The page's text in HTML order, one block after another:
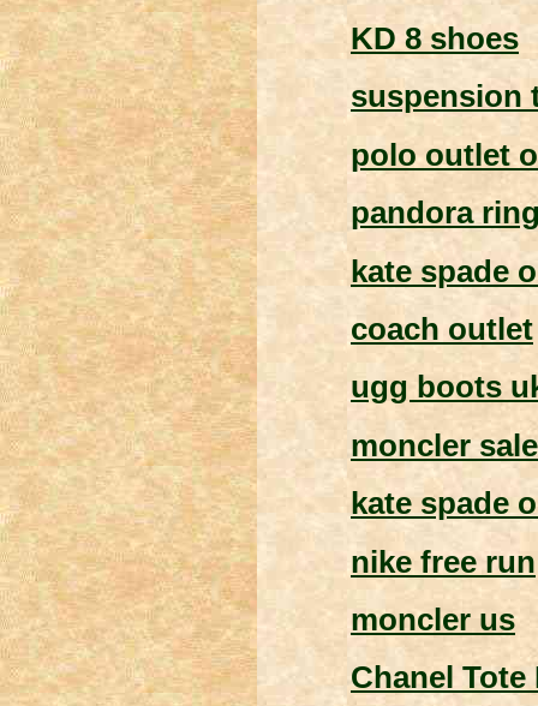
KD 8 shoes
suspension
polo outlet
pandora
kate spade
coach outlet
ugg boots
moncler sale
kate spade
nike free run
moncler us
Chanel Tote